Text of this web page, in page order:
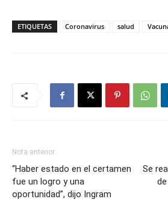
ETIQUETAS Coronavirus salud
Nota anterior
“Haber estado en el certamen
fue un logro y una
oportunidad”, dijo Ingram
Se